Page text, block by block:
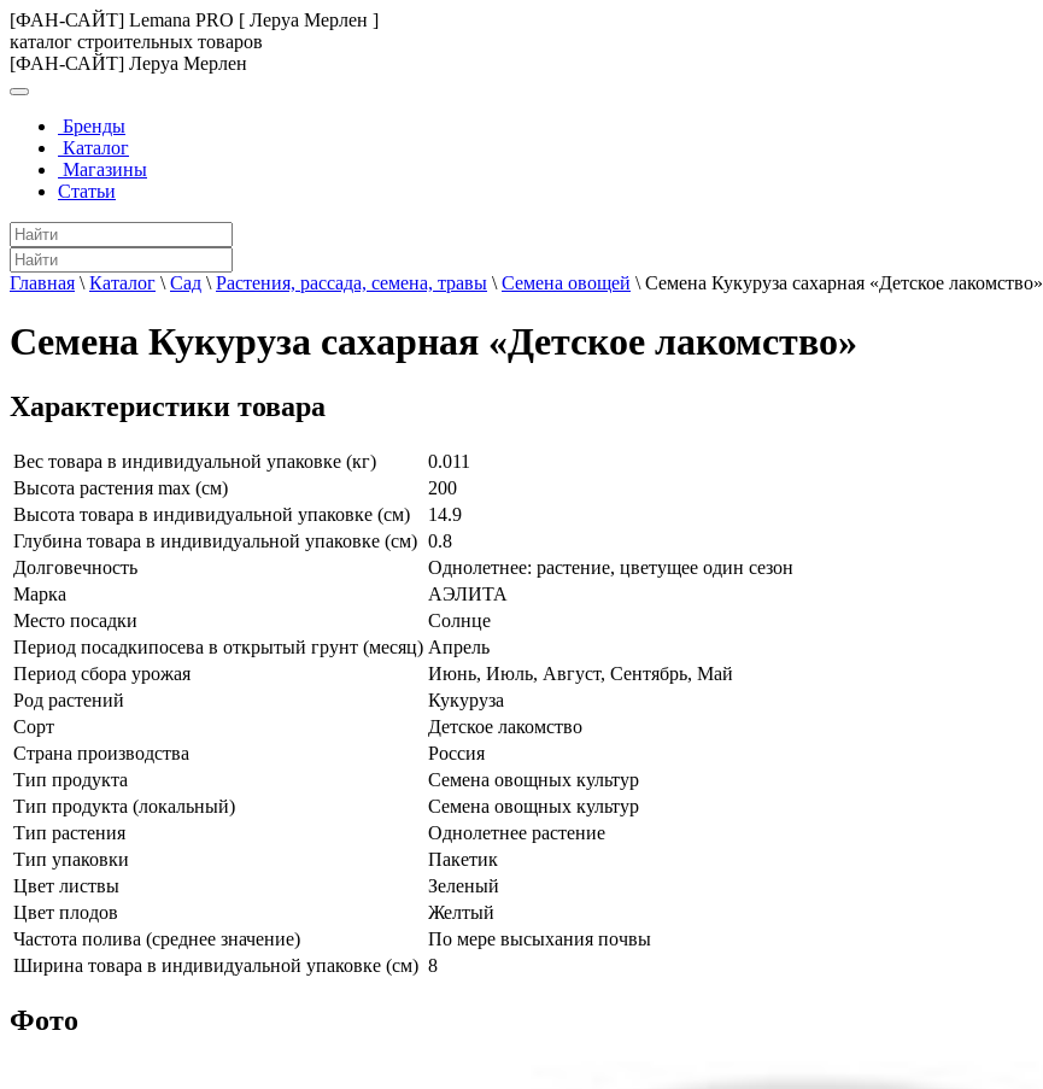
[ФАН-САЙТ] Lemana PRO [ Леруа Мерлен ]
каталог строительных товаров
[ФАН-САЙТ] Леруа Мерлен
Бренды
Каталог
Магазины
Статьи
Главная \ Каталог \ Сад \ Растения, рассада, семена, травы \ Семена овощей \ Семена Кукуруза сахарная «Детское лакомство»
Семена Кукуруза сахарная «Детское лакомство»
Характеристики товара
Вес товара в индивидуальной упаковке (кг)
0.011
Высота растения max (см)
200
Высота товара в индивидуальной упаковке (см)
14.9
Глубина товара в индивидуальной упаковке (см) 0.8
Долговечность
Однолетнее: растение, цветущее один сезон
Марка
АЭЛИТА
Место посадки
Солнце
Период посадкипосева в открытый грунт (месяц) Апрель
Период сбора урожая
Июнь, Июль, Август, Сентябрь, Май
Род растений
Кукуруза
Сорт
Детское лакомство
Страна производства
Россия
Тип продукта
Семена овощных культур
Тип продукта (локальный)
Семена овощных культур
Тип растения
Однолетнее растение
Тип упаковки
Пакетик
Цвет листвы
Зеленый
Цвет плодов
Желтый
Частота полива (среднее значение)
По мере высыхания почвы
Ширина товара в индивидуальной упаковке (см) 8
Фото